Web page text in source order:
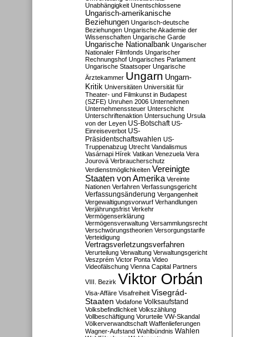
Unabhängigkeit Unentschlossene
Ungarisch-amerikanische
Beziehungen Ungarisch-deutsche
Beziehungen Ungarische Akademie der
Wissenschaften Ungarische Garde
Ungarische Nationalbank Ungarischer
Nationaler Filmfonds Ungarischer
Rechnungshof Ungarisches Parlament
Ungarische Staatsoper Ungarische
Ärztekammer Ungarn Ungarn-
Kritik Universitäten Universität für
Theater- und Filmkunst in Budapest
(SZFE) Unruhen 2006 Unternehmen
Unternehmenssteuer Unterschicht
Unterschriftenaktion Untersuchung Ursula
von der Leyen US-Botschaft US-
Einreiseverbot US-
Präsidentschaftswahlen US-
Truppenabzug Utrecht Vandalismus
Vasárnapi Hírek Vatikan Venezuela Vera
Jourová Verbraucherschutz
Verdienstmöglichkeiten Vereinigte
Staaten von Amerika Vereinte
Nationen Verfahren Verfassungsgericht
Verfassungsänderung Vergangenheit
Vergewaltigungsvorwurf Verhandlungen
Verjährungsfrist Verkehr
Vermögenserklärung
Vermögensverwaltung Versammlungsrecht
Verschwörungstheorien Versorgungstarife
Verteidigung
Vertragsverletzungsverfahren
Verurteilung Verwaltung Verwaltungsgericht
Veszprém Victor Ponta Video
Videofälschung Vienna Capital Partners
VIII. Bezirk Viktor Orbán
Visa-Affäre Visafreiheit Visegrád-
Staaten Vodafone Volksaufstand
Volksbefindlichkeit Volkszählung
Vollbeschäftigung Vorurteile VW-Skandal
Völkerverwandtschaft Waffenlieferungen
Wagner-Aufstand Wahlbündnis Wahlen